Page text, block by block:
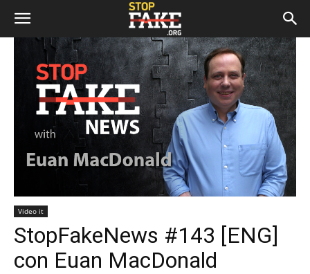
Video it
StopFakeNews #143 [ENG]
con Euan MacDonald